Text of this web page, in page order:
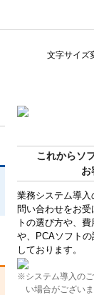
文字サイズ
これからソ
お
業務システム導
問い合わせをお
トの選び方や、
や、PCAソフト
しております。
※システム導入の
い場合がございま